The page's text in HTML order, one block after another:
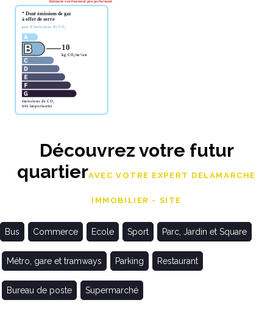
Découvrez votre futur
quartierAVEC VOTRE EXPERT DELAMARCHE
IMMOBILIER - SITE
Bus Commerce Ecole Sport Parc, Jardin et Square
Métro, gare et tramways Parking Restaurant
Bureau de poste Supermarché